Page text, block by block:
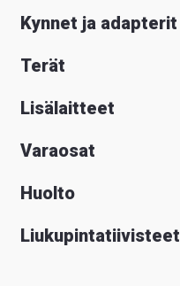
Kynnet ja adapterit
Terät
Lisälaitteet
Varaosat
Huolto
Liukupintatiivisteet